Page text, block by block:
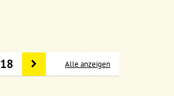
18 Alle anzeigen